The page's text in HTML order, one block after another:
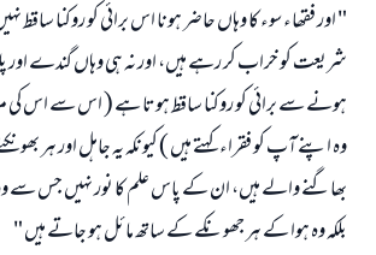
" اور فقھاء سوء كا وہاں حاضر ہونا اس برائى كو روكنا ساقط
شريعت كو خراب كر رہے ہيں، اور نہ ہى وہاں گندے اور
ہونے سے برائى كو روكنا ساقط ہوتا ہے ( اس سے اس كى
وہ اپنے آپ كو فقراء كہتے ہيں ) كيونكہ يہ جاہل اور ہر
بھاگنے والے ہيں، ان كے پاس علم كا نور نہيں جس سے وہ
بلكہ وہ ہوا كے ہر جھونكے كے ساتھ مائل ہو جاتے ہيں "